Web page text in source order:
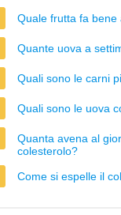
Quale frutta fa bene
Quante uova a
Quali sono le carni
Quali sono le uova
Quanta avena al
colesterolo?
Come si espelle il